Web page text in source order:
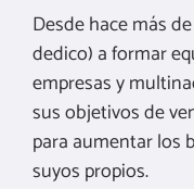
Desde hace más
dedico) a formar
empresas y
sus objetivos de
para aumentar los
suyos propios.